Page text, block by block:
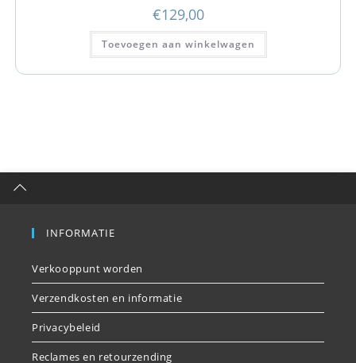
€129,00
Toevoegen aan winkelwagen
INFORMATIE
Verkooppunt worden
Verzendkosten en informatie
Privacybeleid
Reclames en retourzending